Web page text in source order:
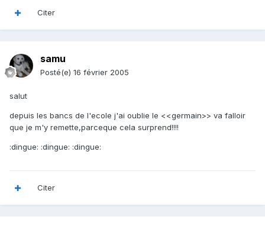
Citer
samu
Posté(e) 16 février 2005
salut
depuis les bancs de l'ecole j'ai oublie le <<germain>> va falloir
que je m'y remette,parceque cela surprend!!!!
:dingue: :dingue: :dingue:
Citer